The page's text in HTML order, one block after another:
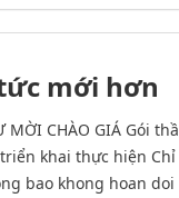
mới hơn
MỜI CHÀO GIÁ Gói
khai thực hiện Chỉ
bao khong hoan doi